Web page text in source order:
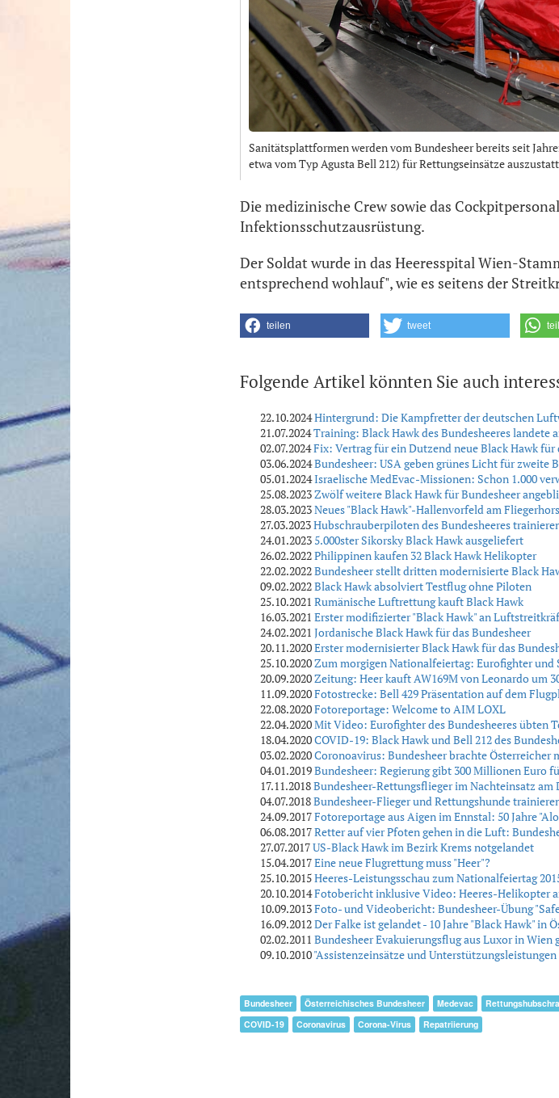
Sanitätsplattformen werden vom Bundesheer bereits seit
etwa vom Typ Agusta Bell 212) für Rettungseinsätze
Die medizinische Crew sowie das
Infektionsschutzausrüstung.
Der Soldat wurde in das Heeresspital Wien-
entsprechend wohlauf", wie es seitens der
teilen tweet
Folgende Artikel könnten Sie auch
22.10.2024Hintergrund: Die Kampfretter der deutschen
21.07.2024Training: Black Hawk des Bundesheeres landete
02.07.2024Fix: Vertrag für ein Dutzend neue Black Hawk
03.06.2024Bundesheer: USA geben grünes Licht für zweite
05.01.2024Israelische MedEvac-Missionen: Schon 1.000
25.08.2023Zwölf weitere Black Hawk für Bundesheer
28.03.2023Neues "Black Hawk"-Hallenvorfeld am
27.03.2023Hubschrauberpiloten des Bundesheeres
24.01.2023 5.000ster Sikorsky Black Hawk ausgeliefert
26.02.2022Philippinen kaufen 32 Black Hawk Helikopter
22.02.2022Bundesheer stellt dritten modernisierte Black
09.02.2022Black Hawk absolviert Testflug ohne Piloten
25.10.2021 Rumänische Luftrettung kauft Black Hawk
16.03.2021 Erster modifizierter "Black Hawk" an
24.02.2021 Jordanische Black Hawk für das Bundesheer
20.11.2020Erster modernisierter Black Hawk für das
25.10.2020Zum morgigen Nationalfeiertag: Eurofighter und
20.09.2020Zeitung: Heer kauft AW169M von Leonardo um
11.09.2020Fotostrecke: Bell 429 Präsentation auf dem
22.08.2020Fotoreportage: Welcome to AIM LOXL
22.04.2020Mit Video: Eurofighter des Bundesheeres übten
18.04.2020COVID-19: Black Hawk und Bell 212 des
03.02.2020Coronoavirus: Bundesheer brachte Österreicher
04.01.2019Bundesheer: Regierung gibt 300 Millionen Euro
17.11.2018Bundesheer-Rettungsflieger im Nachteinsatz am
04.07.2018Bundesheer-Flieger und Rettungshunde
24.09.2017Fotoreportage aus Aigen im Ennstal: 50 Jahre
06.08.2017Retter auf vier Pfoten gehen in die Luft:
27.07.2017US-Black Hawk im Bezirk Krems notgelandet
15.04.2017Eine neue Flugrettung muss "Heer"?
25.10.2015Heeres-Leistungsschau zum Nationalfeiertag
20.10.2014Fotobericht inklusive Video: Heeres-Helikopter
10.09.2013Foto- und Videobericht: Bundesheer-Übung
16.09.2012Der Falke ist gelandet - 10 Jahre "Black Hawk" in
02.02.2011 Bundesheer Evakuierungsflug aus Luxor in Wien
09.10.2010"Assistenzeinsätze und Unterstützungsleistungen
Bundesheer Österreichisches Bundesheer Medevac
COVID-19
Coronavirus Corona-Virus Repatriierung